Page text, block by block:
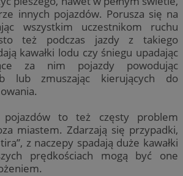
innych pojazdów. Porusza się na
wszystkim uczestnikom ruchu
też podczas jazdy z takiego
kawałki lodu czy śniegu upadając
za nim pojazdy powodując
lub zmuszając kierujących do
pojazdów to też częsty problem
miastem. Zdarzają się przypadki,
z naczepy spadają duże kawałki
prędkościach mogą być one